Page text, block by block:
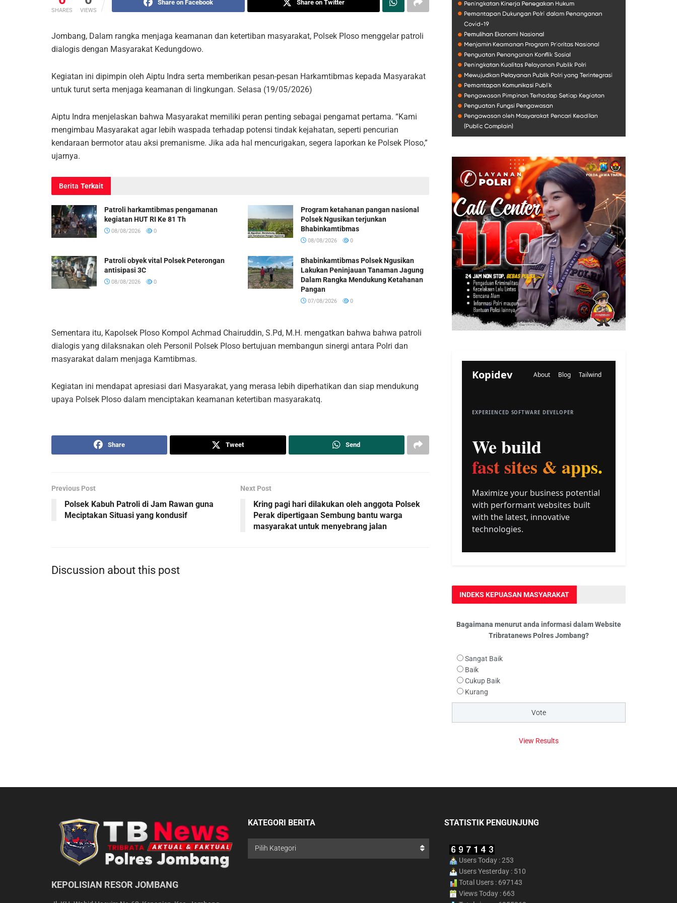
SHARES VIEWS
Share on Facebook Share on Twitter
Jombang, Dalam rangka menjaga keamanan dan ketertiban masyarakat, Polsek Ploso menggelar patroli
dialogis dengan Masyarakat Kedungdowo.
Kegiatan ini dipimpin oleh Aiptu Indra serta memberikan pesan-pesan Harkamtibmas kepada Masyarakat
untuk turut serta menjaga keamanan di lingkungan. Selasa (19/05/2026)
Aiptu Indra menjelaskan bahwa Masyarakat memiliki peran penting sebagai pengamat pertama. “Kami
mengimbau Masyarakat agar lebih waspada terhadap potensi tindak kejahatan, seperti pencurian
kendaraan bermotor atau aksi premanisme. Jika ada hal mencurigakan, segera laporkan ke Polsek Ploso,”
ujarnya.
Berita Terkait
Patroli harkamtibmas pengamanan
kegiatan HUT RI Ke 81 Th
08/08/2026 0
Program ketahanan pangan nasional
Polsek Ngusikan terjunkan
Bhabinkamtibmas
08/08/2026 0
Patroli obyek vital Polsek Peterongan
antisipasi 3C
08/08/2026 0
Bhabinkamtibmas Polsek Ngusikan
Lakukan Peninjauan Tanaman Jagung
Dalam Rangka Mendukung Ketahanan
Pangan
07/08/2026 0
Sementara itu, Kapolsek Ploso Kompol Achmad Chairuddin, S.Pd, M.H. mengatkan bahwa bahwa patroli
dialogis yang dilaksnakan oleh Personil Polsek Ploso bertujuan membangun sinergi antara Polri dan
masyarakat dalam menjaga Kamtibmas.
Kegiatan ini mendapat apresiasi dari Masyarakat, yang merasa lebih diperhatikan dan siap mendukung
upaya Polsek Ploso dalam menciptakan keamanan ketertiban masyarakatq.
Share Tweet Send
Previous Post
Polsek Kabuh Patroli di Jam Rawan guna
Meciptakan Situasi yang kondusif
Next Post
Kring pagi hari dilakukan oleh anggota Polsek
Perak dipertigaan Sembung bantu warga
masyarakat untuk menyebrang jalan
Discussion about this post
INDEKS KEPUASAN MASYARAKAT
Bagaimana menurut anda informasi dalam Website
Tribratanews Polres Jombang?
Sangat Baik
Baik
Cukup Baik
Kurang
View Results
KEPOLISIAN RESOR JOMBANG
KATEGORI BERITA
Pilih Kategori
STATISTIK PENGUNJUNG
Users Today : 253
Users Yesterday : 510
Total Users : 697143
Views Today : 663